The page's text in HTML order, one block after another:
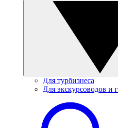
Для турбизнеса
Для экскурсоводов и